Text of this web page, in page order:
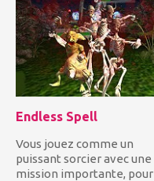
Endless Spell
Vous jouez comme un
puissant sorcier avec une
mission importante, pour